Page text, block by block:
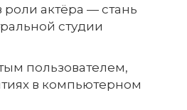
роли актёра — стань
студии
пользователем,
в компьютерном